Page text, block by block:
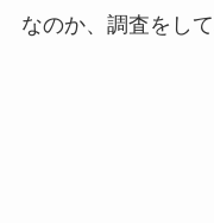
なのか、調査をして